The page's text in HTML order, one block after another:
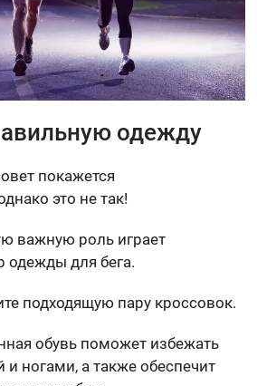
одежду
покажется
это не так!
важную роль играет
для бега.
подходящую пару кроссовок.
обувь поможет избежать
ногами, а также обеспечит